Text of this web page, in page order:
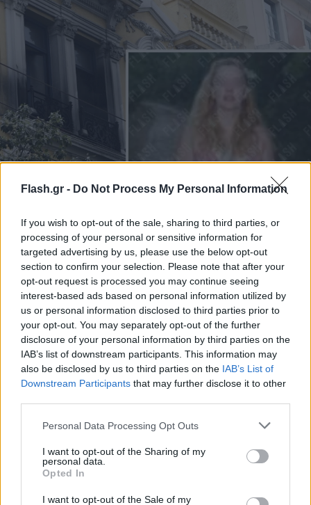
Flash.gr - Do Not Process My Personal Information
If you wish to opt-out of the sale, sharing to third parties, or
processing of your personal or sensitive information for
targeted advertising by us, please use the below opt-out
section to confirm your selection. Please note that after your
opt-out request is processed you may continue seeing
interest-based ads based on personal information utilized by
us or personal information disclosed to third parties prior to
your opt-out. You may separately opt-out of the further
disclosure of your personal information by third parties on the
IAB’s list of downstream participants. This information may
also be disclosed by us to third parties on the IAB’s List of
Downstream Participants that may further disclose it to other
Please note that this website/app uses one or more Google
not limited to your visit or usage behaviour. You may click to
grant or deny consent to Google and its third-party tags to
use your data for below specified purposes in below Google
consent section.
Personal Data Processing Opt Outs
I want to opt-out of the Sharing of my
personal data.
Opted In
I want to opt-out of the Sale of my
Υπόθεση Marfin: Στην Αγγλία το «ελληνικό
FBI» για την 46χρονη - Την Πέμπτη
αναμένεται στην Αθήνα
05.08.2026